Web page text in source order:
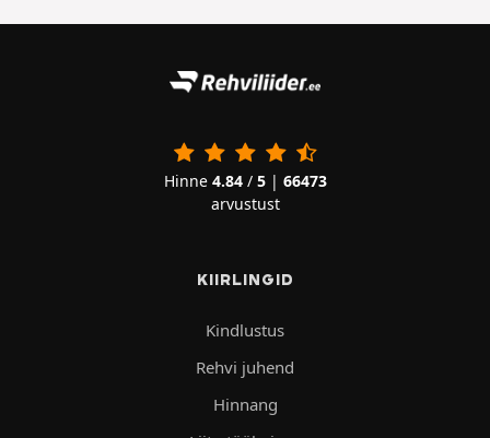
Hinne 4.84/ 5| 66473
arvustust
KIIRLINGID
Kindlustus
Rehvi juhend
Hinnang